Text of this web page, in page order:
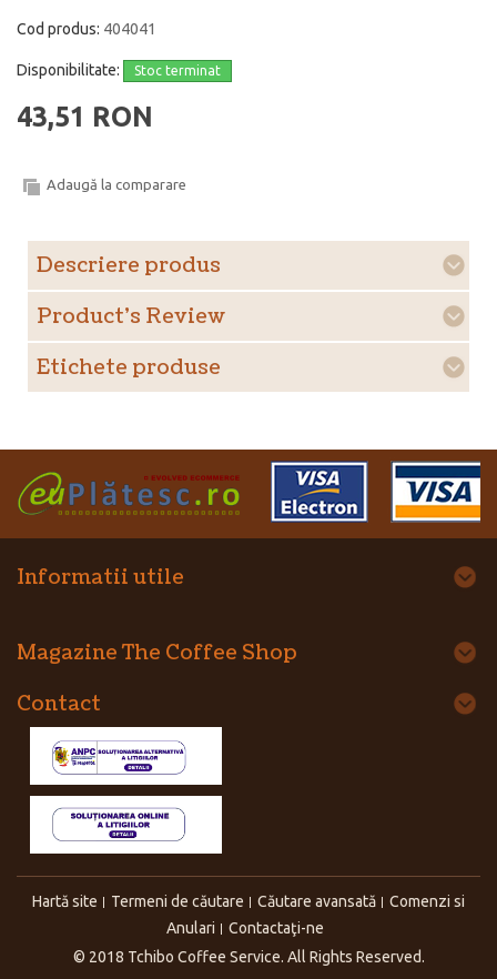
Cod produs: 404041
Disponibilitate: Stoc terminat
43,51 RON
Adaugă la comparare
Descriere produs
Product's Review
Etichete produse
Informatii utile
Magazine The Coffee Shop
Contact
Hartă site Termeni de căutare Căutare avansată
Comenzi si
Anulari
Contactaţi-ne
© 2018 Tchibo Coffee Service. All Rights Reserved.